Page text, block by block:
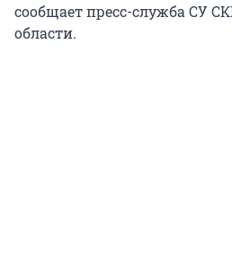
сообщает пресс-служба СУ
области.